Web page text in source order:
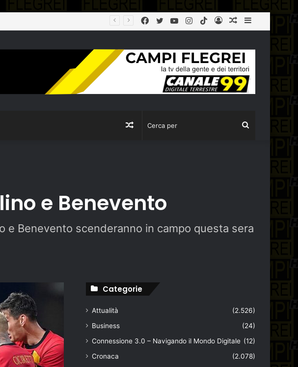
Sidebar
Articolo
Log
TikTok
Instagram
YouTube
Twitter
Facebook
Cerca
Articolo
e Benevento
e Benevento scenderanno in campo questa sera
Categorie
Attualità
(2.526)
Business
(24)
Connessione 3.0 – Navigando il Mondo Digitale (12)
Cronaca
(2.078)